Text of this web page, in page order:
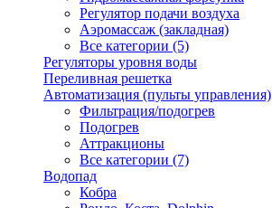
Регулятор подачи воздуха
Аэромассаж (закладная)
Все категории (5)
Регуляторы уровня воды
Переливная решетка
Автоматизация (пульты управления)
Фильтрация/подогрев
Подогрев
Аттракционы
Все категории (7)
Водопад
Кобра